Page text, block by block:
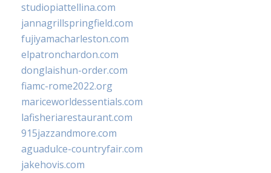
studiopiattellina.com
jannagrillspringfield.com
fujiyamacharleston.com
elpatronchardon.com
donglaishun-order.com
fiamc-rome2022.org
mariceworldessentials.com
lafisheriarestaurant.com
915jazzandmore.com
aguadulce-countryfair.com
jakehovis.com